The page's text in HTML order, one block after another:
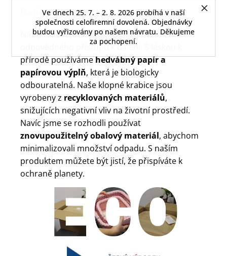
Ve dnech 25. 7. – 2. 8. 2026 probíhá v naší
společnosti celofiremní dovolená. Objednávky
budou vyřizovány po našem návratu. Děkujeme
za pochopení.
Balíme ekologicky
Náš produkt je zárukou ekologického a
odpovědného přístupu k balení. S láskou k
přírodě používámehedvábný papír a
papírovou výplň, která je biologicky
odbouratelná. Naše klopné krabice jsou
vyrobeny z recyklovaných materiálů,
snižujících negativní vliv na životní prostředí.
Navíc jsme se rozhodli používat
znovupoužitelný obalový materiál, abychom
minimalizovali množství odpadu. S naším
produktem můžete být jistí, že přispíváte k
ochraně planety.